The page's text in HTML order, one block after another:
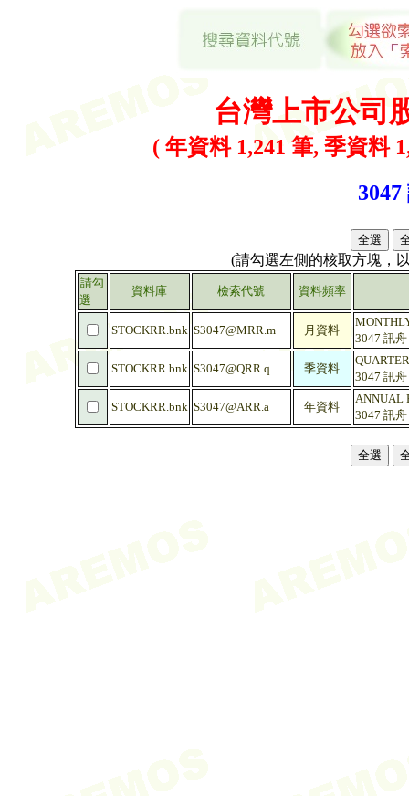
台灣上市公司
( 年資料 1,241 筆, 季資料
(請勾選左側的核取方塊，
請勾
選
資料庫 檢索代號 資料頻率
STOCKRR.bnk S3047@MRR.m 月資料
3047 訊
STOCKRR.bnk S3047@QRR.q 季資料
3047 訊
STOCKRR.bnk S3047@ARR.a 年資料
ANNUAL
3047 訊